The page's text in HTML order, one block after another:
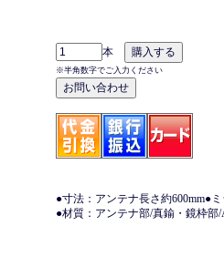
本
※半角数字でご入力ください
●寸法：アンテナ長さ約600mm●
●材質：アンテナ部/真鍮・鏡枠部